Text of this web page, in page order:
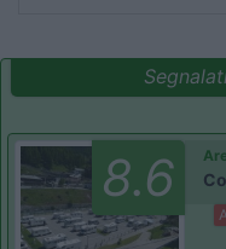
8.6